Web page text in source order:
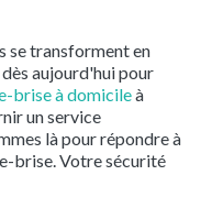
se transforment en
aujourd'hui pour
brise à domicileà
un service
là pour répondre à
brise. Votre sécurité